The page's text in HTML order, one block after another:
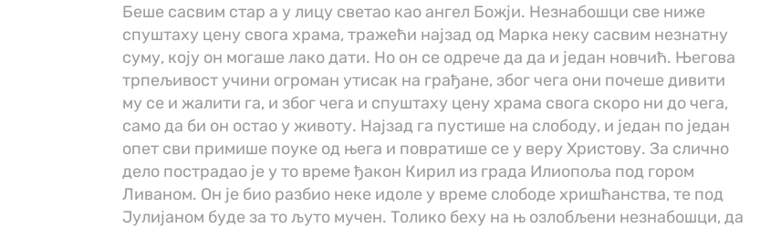
Беше сасвим стар а у лицу светао као ангел Божји. Незнабошци све ниже
спуштаху цену свога храма, тражећи најзад од Марка неку сасвим незнатну
суму, коју он могаше лако дати. Но он се одрече да да и један новчић. Његова
трпељивост учини огроман утисак на грађане, због чега они почеше дивити
му се и жалити га, и због чега и спуштаху цену храма свога скоро ни до чега,
само да би он остао у животу. Најзад га пустише на слободу, и један по један
опет сви примише поуке од њега и повратише се у веру Христову. За слично
дело пострадао је у то време ђакон Кирил из града Илиопоља под гором
Ливаном. Он је био разбио неке идоле у време слободе хришћанства, те под
Јулијаном буде за то љуто мучен. Толико беху на њ озлобљени незнабошци, да